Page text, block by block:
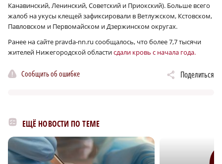
Канавинский, Ленинский, Советский и Приокский). Больше всего
жалоб на укусы клещей зафиксировали в Ветлужском, Кстовском,
Павловском и Первомайском и Дзержинском округах.
Ранее на сайте pravda-nn.ru сообщалось, что более 7,7 тысячи
жителей Нижегородской областисдали кровь с начала года.
Сообщить об ошибке Поделиться
ЕЩЁ НОВОСТИ ПО ТЕМЕ